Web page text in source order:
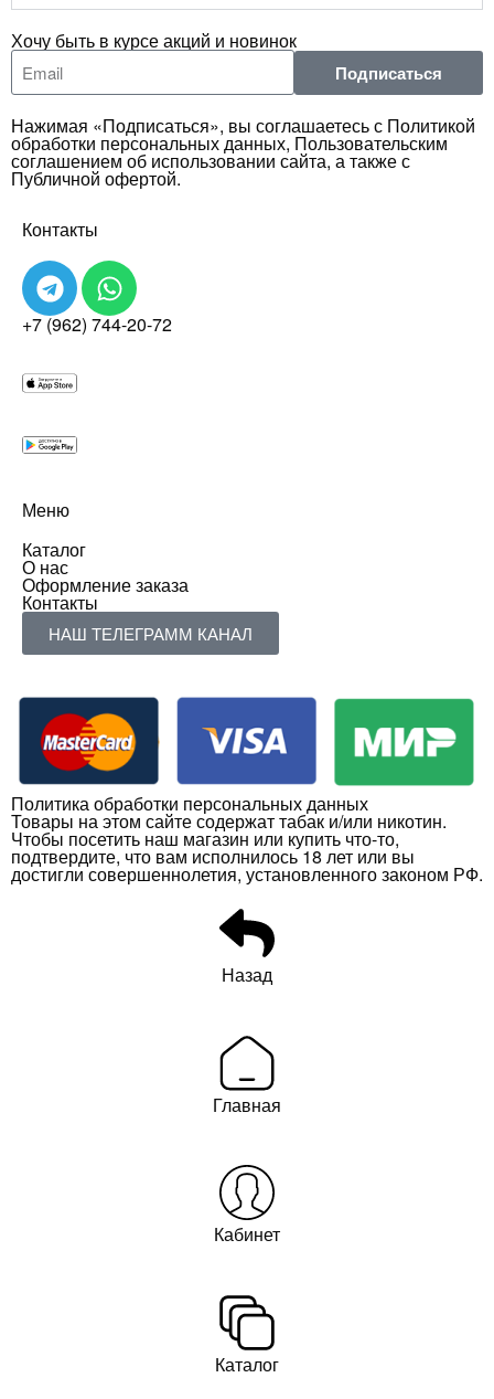
Хочу быть в курсе акций и новинок
Подписаться
Нажимая «Подписаться», вы соглашаетесь с Политикой
обработки персональных данных, Пользовательским
соглашением об использовании сайта, а также с
Публичной офертой.
Контакты
+7 (962) 744-20-72
Меню
Каталог
О нас
Оформление заказа
Контакты
НАШ ТЕЛЕГРАММ КАНАЛ
Политика обработки персональных данных
Товары на этом сайте содержат табак и/или никотин.
Чтобы посетить наш магазин или купить что-то,
подтвердите, что вам исполнилось 18 лет или вы
достигли совершеннолетия, установленного законом РФ.
Назад
Главная
Кабинет
Каталог